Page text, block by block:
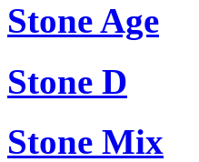
Stone Age
Stone D
Stone Mix